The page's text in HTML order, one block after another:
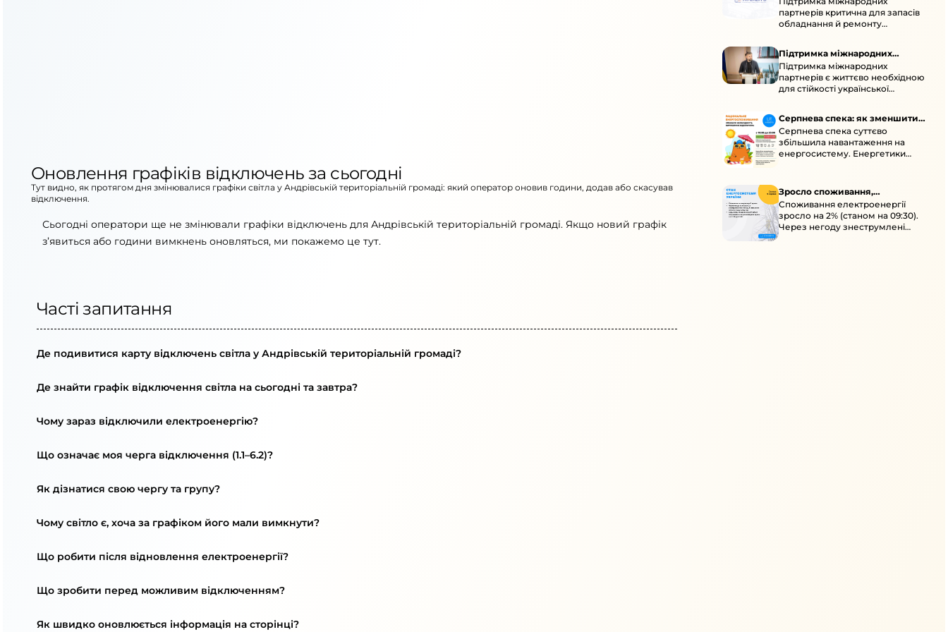
Оновлення графіків відключень за сьогодні
Тут видно, як протягом дня змінювалися графіки світла у Андрівській територіальній громаді: який оператор оновив години, додав або скасував
відключення.
Сьогодні оператори ще не змінювали графіки відключень для Андрівській територіальній громаді. Якщо новий графік
з’явиться або години вимкнень оновляться, ми покажемо це тут.
Часті запитання
Де подивитися карту відключень світла у Андрівській територіальній громаді?
Де знайти графік відключення світла на сьогодні та завтра?
Чому зараз відключили електроенергію?
Що означає моя черга відключення (1.1–6.2)?
Як дізнатися свою чергу та групу?
Чому світло є, хоча за графіком його мали вимкнути?
Що робити після відновлення електроенергії?
Що зробити перед можливим відключенням?
Як швидко оновлюється інформація на сторінці?
підтримка для стійкості
енергосистеми
партнерів критична для запасів
обладнання й ремонту
Підтримка міжнародних
партнерів для стійкості
енергосистеми
Підтримка міжнародних
партнерів є життєво необхідною
для стійкості української
наступної зими.
Серпнева спека: як зменшити
навантаження
Серпнева спека суттєво
збільшила навантаження на
енергосистему. Енергетики
ощадливо споживати.
Зросло споживання,
знеструмлення через негоду й
атаки
Споживання електроенергії
зросло на 2% (станом на 09:30).
Через негоду знеструмлені
понад 70 населених пунктів.